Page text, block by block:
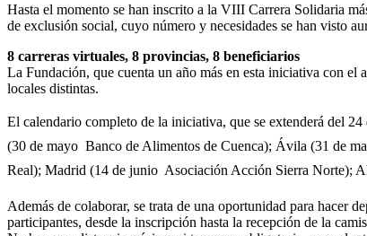
Hasta el momento se han inscrito a la VIII Carrera Solidaria
de exclusión social, cuyo número y necesidades se han visto
8 carreras virtuales, 8 provincias, 8 beneficiarios
La Fundación, que cuenta un año más en esta iniciativa con
locales distintas.
El calendario completo de la iniciativa, que se extenderá del
(30 de mayo  Banco de Alimentos de Cuenca); Ávila (31 de
Real); Madrid (14 de junio  Asociación Acción Sierra Norte);
Además de colaborar, se trata de una oportunidad para hacer
participantes, desde la inscripción hasta la recepción de la